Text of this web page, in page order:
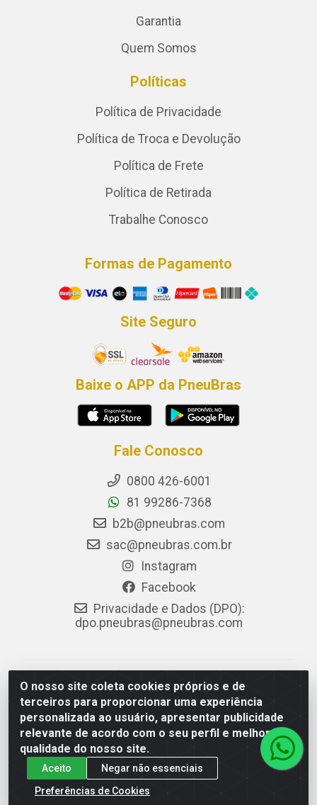
O nosso site coleta cookies próprios e de
terceiros para proporcionar uma experiência
personalizada ao usuário, apresentar publicidade
relevante de acordo com o seu perfil e melhorar a
qualidade do nosso site.
Aceito
Negar não essenciais
Preferências de Cookies
Garantia
Quem Somos
Políticas
Política de Privacidade
Política de Troca e Devolução
Política de Frete
Política de Retirada
Trabalhe Conosco
Formas de Pagamento
Site Seguro
Baixe o APP da PneuBras
Fale Conosco
0800 426-6001
81 99286-7368
b2b@pneubras.com
sac@pneubras.com.br
Instagram
Facebook
Privacidade e Dados (DPO):
dpo.pneubras@pneubras.com
PneuBras - Rodovia BR-101, KM 82 - Prazeres,
Jaboatão dos Guararapes/PE - CEP 54.335-000 - CNPJ
08.678.386/0001-05 - Pneubras Comércio de Pneus
Ltda